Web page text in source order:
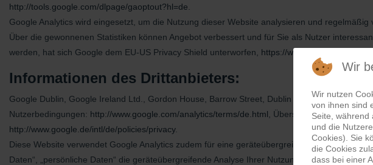
http://tools.google.com/dlpage/gaoptout?hl=de
Google Analytics wird eingesetzt, um die Nutzung dieser Website analysieren und regelmäßig
Über die gewonnenen Statistiken können Angebot verbessert und für Sie als Nutzer
werden, hat sich Google dem EU-US Privacy Shield unterworfen, https://www.privacyshield.gov/
Informationen des Drittanbieters:
Google Dublin, Google Ireland Ltd., Gordon House, Barrow Street, Dublin 4, Ireland, Fax:
Nutzerbedingungen: http://www.google.com/analytics/terms/de.html , Übersicht zum
http://www.google.de/intl/de/policies/privacy.
Diese Website verwendet Google Analytics zudem für eine geräteübergreifende Analyse
Daten“, „persönliche Daten“ die geräteübergreifende Analyse Ihrer Nutzung deaktivieren.
Wir
Wir nutzen
von ihnen sind
Seite, während
und die
Cookies). Sie
die Cookies
dass bei einer